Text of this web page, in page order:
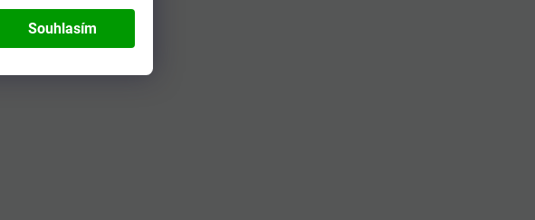
Souhlasím